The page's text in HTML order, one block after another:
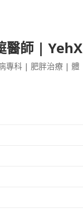
醫師 | YehX
專科 | 肥胖治療 | 體